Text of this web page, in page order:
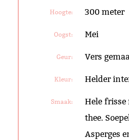
Hoogte: 300 meter
Oogst: Mei
Geur: Vers
Kleur: Helder
Smaak:
Hele frisse
thee.
Asperges